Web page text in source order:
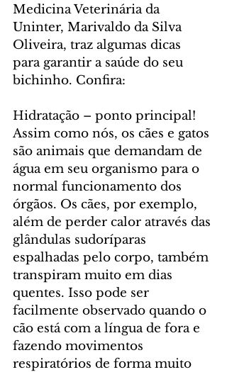
Medicina Veterinária da
Uninter, Marivaldo da Silva
Oliveira, traz algumas dicas
para garantir a saúde do seu
bichinho. Confira:
Hidratação – ponto principal!
Assim como nós, os cães e gatos
são animais que demandam de
água em seu organismo para o
normal funcionamento dos
órgãos. Os cães, por exemplo,
além de perder calor através das
glândulas sudoríparas
espalhadas pelo corpo, também
transpiram muito em dias
quentes. Isso pode ser
facilmente observado quando o
cão está com a língua de fora e
fazendo movimentos
respiratórios de forma muito